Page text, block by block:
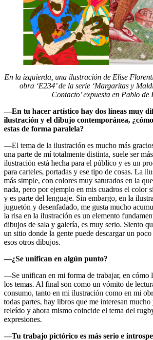
En la izquierda, una ilustración de Elise
obra ‘E234’ de la serie ‘Margaritas y
Contacto’ expuesta en Pablo de
—En tu hacer artístico hay dos líneas muy
ilustración y el dibujo contemporánea,
estas de forma paralela?
—El tema de la ilustración es mucho más
una parte de mí totalmente distinta, suele ser
ilustración está hecha para el público y es un
para carteles, portadas y ese tipo de cosas. La
más simple, con colores muy saturados en la
nada, pero por ejemplo en mis cuadros el color
y es parte del lenguaje. Sin embargo, en la
juguetón y desenfadado, me gusta mucho
la risa en la ilustración es un elemento
dibujos de sala y galería, es muy serio. Siento
un sitio donde la gente puede descargar un
esos otros dibujos.
—¿Se unifican en algún punto?
—Se unifican en mi forma de trabajar, en cómo
los temas. Al final son como un vómito de
consumo, tanto en mi ilustración como en mi
todas partes, hay libros que me interesan
releído y ahora mismo coincide el tema del
expresiones.
—Tu trabajo pictórico es más serio e